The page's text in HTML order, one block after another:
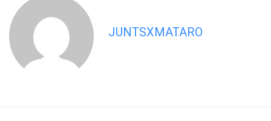
JUNTSXMATARO